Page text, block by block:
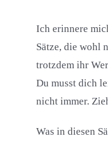
Ich erinnere
Sätze, die wohl
trotzdem ihr
Du musst dich
nicht immer.
Was in diesen